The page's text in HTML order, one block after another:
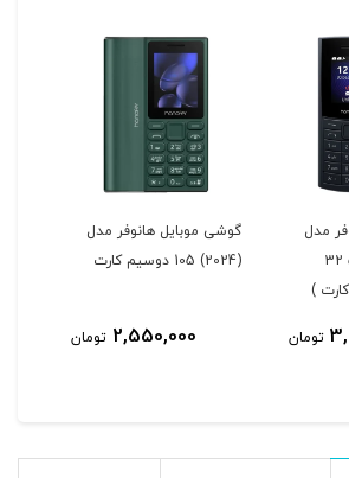
مدل
110 (2023) ظرفیت 32
)
تومان
گوشی موبایل هانوفر مدل
(2024) 105 دوسیم کارت
2,550,000 تومان